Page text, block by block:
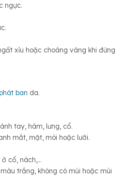
ngực.
xỉu hoặc choáng váng khi đứng
ban da.
tay, hàm, lưng, cổ.
mắt, mặt, môi hoặc lưỡi.
cổ, nách,…
trắng, không có mùi hoặc mùi